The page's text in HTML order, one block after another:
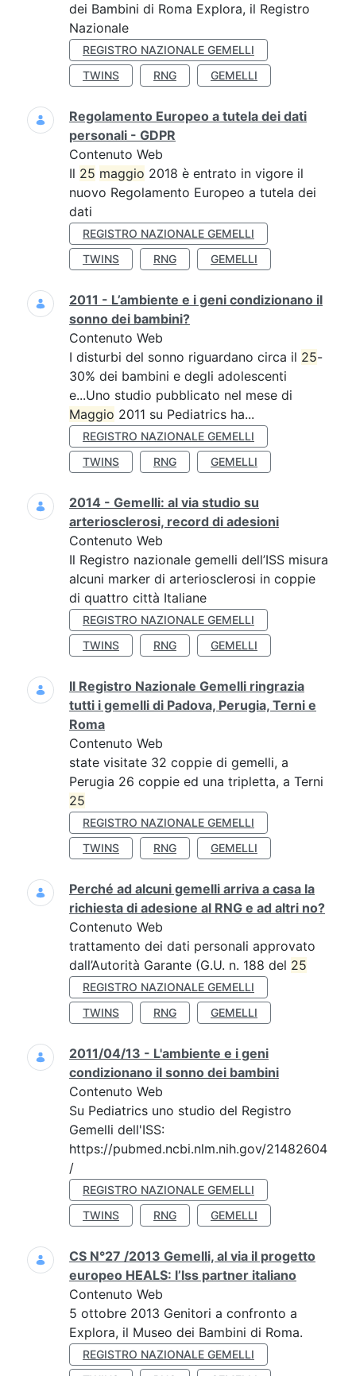
dei Bambini di Roma Explora, il Registro
Nazionale
REGISTRO NAZIONALE GEMELLI
TWINS
RNG GEMELLI
Regolamento Europeo a tutela dei dati
personali - GDPR
Contenuto Web
Il 25 maggio 2018 è entrato in vigore il
nuovo Regolamento Europeo a tutela dei
dati
REGISTRO NAZIONALE GEMELLI
TWINS
RNG GEMELLI
2011 - L’ambiente e i geni condizionano il
sonno dei bambini?
Contenuto Web
I disturbi del sonno riguardano circa il 25-
30% dei bambini e degli adolescenti
e...Uno studio pubblicato nel mese di
Maggio 2011 su Pediatrics ha...
REGISTRO NAZIONALE GEMELLI
TWINS
RNG GEMELLI
2014 - Gemelli: al via studio su
arteriosclerosi, record di adesioni
Contenuto Web
Il Registro nazionale gemelli dell’ISS misura
alcuni marker di arteriosclerosi in coppie
di quattro città Italiane
REGISTRO NAZIONALE GEMELLI
TWINS
RNG GEMELLI
Il Registro Nazionale Gemelli ringrazia
tutti i gemelli di Padova, Perugia, Terni e
Roma
Contenuto Web
state visitate 32 coppie di gemelli, a
Perugia 26 coppie ed una tripletta, a Terni
25
REGISTRO NAZIONALE GEMELLI
TWINS
RNG GEMELLI
Perché ad alcuni gemelli arriva a casa la
richiesta di adesione al RNG e ad altri no?
Contenuto Web
trattamento dei dati personali approvato
dall’Autorità Garante (G.U. n. 188 del 25
REGISTRO NAZIONALE GEMELLI
TWINS
RNG GEMELLI
2011/04/13 - L'ambiente e i geni
condizionano il sonno dei bambini
Contenuto Web
Su Pediatrics uno studio del Registro
Gemelli dell'ISS:
https://pubmed.ncbi.nlm.nih.gov/21482604
/
REGISTRO NAZIONALE GEMELLI
TWINS
RNG GEMELLI
CS N°27 /2013 Gemelli, al via il progetto
europeo HEALS: l’Iss partner italiano
Contenuto Web
5 ottobre 2013 Genitori a confronto a
Explora, il Museo dei Bambini di Roma.
REGISTRO NAZIONALE GEMELLI